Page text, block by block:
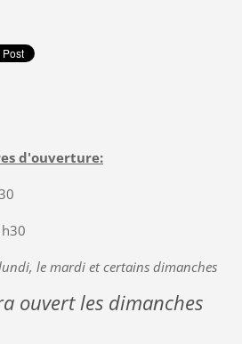
d'ouverture:
le mardi et certains dimanches
ouvert les dimanches